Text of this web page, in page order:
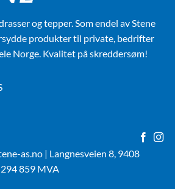
og tepper. Som endel av Stene
produkter til private, bedrifter
Norge. Kvalitet på skreddersøm!
as.no | Langnesveien 8, 9408
859 MVA